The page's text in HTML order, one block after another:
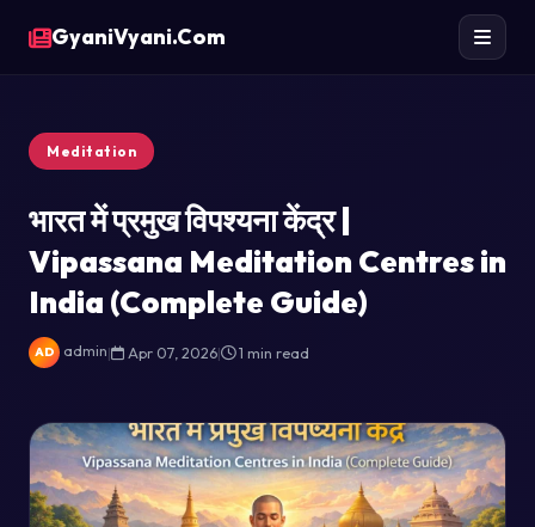
GyaniVyani.Com
Meditation
भारत में प्रमुख विपश्यना केंद्र |
Vipassana Meditation Centres in
India (Complete Guide)
AD admin| Apr 07, 2026| 1 min read